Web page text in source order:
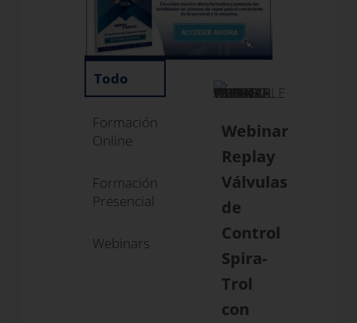
Todo
Formación
Online
Formación
Presencial
Webinars
Webinar
Replay
Válvulas
de
Control
Spira-
Trol
con